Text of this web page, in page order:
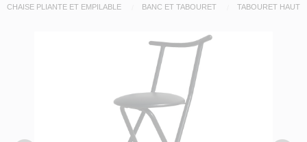
CHAISE PLIANTE ET EMPILABLE
BANC ET TABOURET TABOURET HAUT